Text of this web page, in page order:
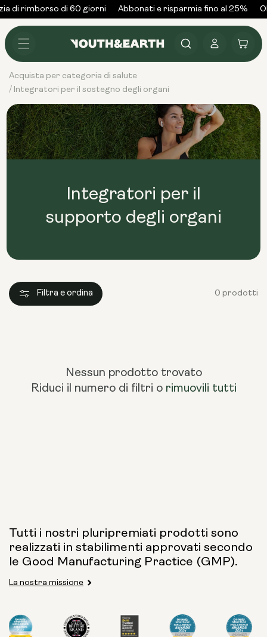
Vai al
contenuto
di rimborso di 60 giorni Abbonati e risparmia fino al 25%
Accedi Carrello
Acquista per categoria di salute
/ Integratori per il sostegno degli organi
Integratori per il
supporto degli organi
Filtra e ordina 0 prodotti
Nessun prodotto trovato
Riduci il numero di filtri o rimuovili tutti
Tutti i nostri pluripremiati prodotti sono
realizzati in stabilimenti approvati secondo
le Good Manufacturing Practice (GMP).
La nostra missione